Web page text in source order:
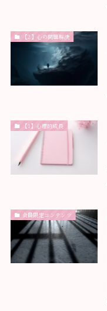
【2】心の問題解決
【1】心理的成長
会員限定コンテンツ